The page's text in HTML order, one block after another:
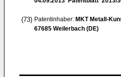
(73) Patentinhaber: MKT Metall-
67685 Weilerbach (DE)